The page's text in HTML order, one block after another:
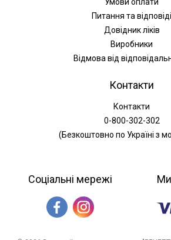
Питання та відповіді
Довідник ліків
Виробники
Відмова від
Контакти
Контакти
0-800-302-302
(Безкоштовно по Україні з
Соціальні мережі